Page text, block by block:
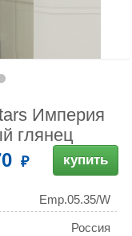
Империя
глянец
купить
Emp.05.35/W
Россия